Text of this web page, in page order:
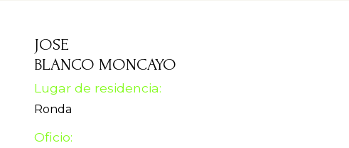
JOSE
BLANCO MONCAYO
Lugar de residencia:
Ronda
Oficio: